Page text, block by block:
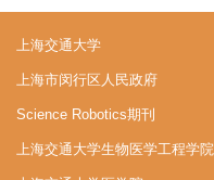
上海交通大学
上海市闵行区人民政府
Science Robotics期刊
上海交通大学生物医学工程学院